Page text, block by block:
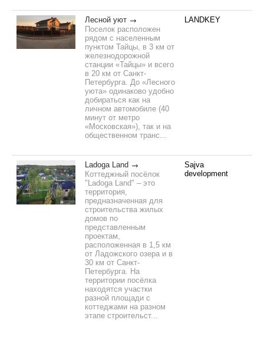
Лесной уют
Поселок расположен
рядом с населенным
пунктом Тайцы, в 3 км от
железнодорожной
станции «Тайцы» и всего
в 20 км от Санкт-
Петербурга. До «Лесного
уюта» одинаково удобно
добираться как на
личном автомобиле (40
минут от метро
«Московская»), так и на
общественном транс...
LANDKEY
Ladoga Land
Коттеджный посёлок
"Ladoga Land" – это
территория,
предназначенная для
строительства жилых
домов по
представленным
проектам,
расположенная в 1,5 км
от Ладожского озера и в
30 км от Санкт-
Петербурга. На
территории посёлка
находятся участки
разной площади с
коттеджами на разном
этапе строительст...
Sajva
development